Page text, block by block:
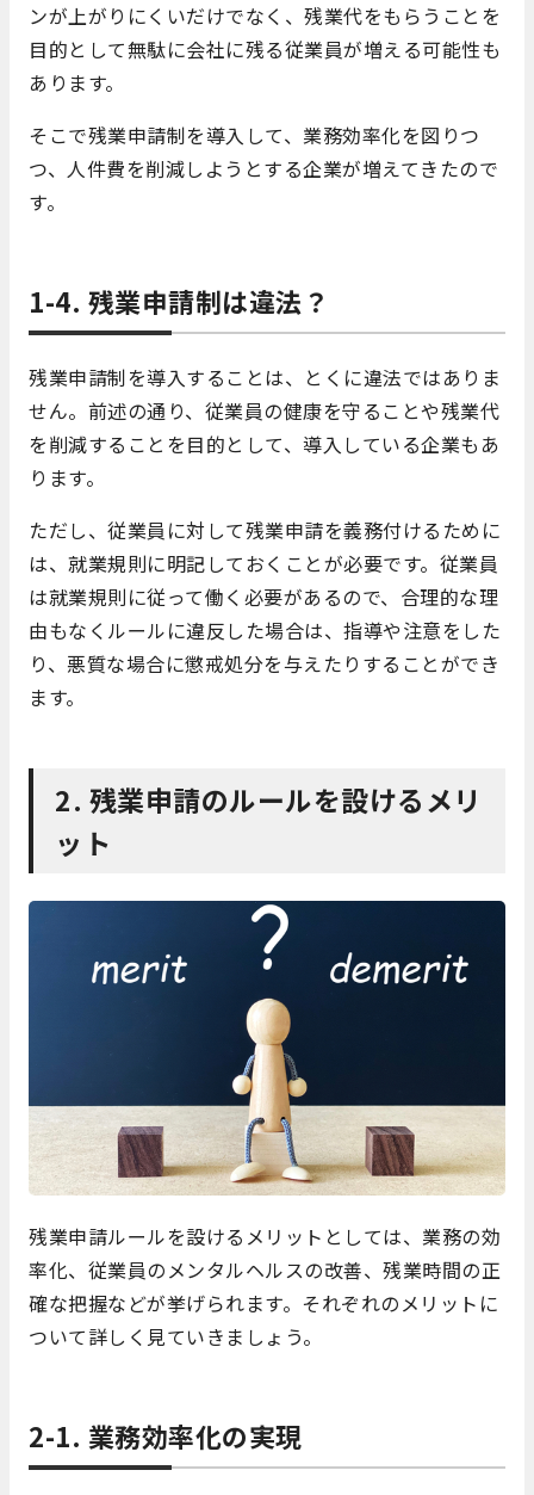
ンが上がりにくいだけでなく、残業代をもらうことを
目的として無駄に会社に残る従業員が増える可能性も
あります。
そこで残業申請制を導入して、業務効率化を図りつ
つ、人件費を削減しようとする企業が増えてきたので
す。
1-4. 残業申請制は違法？
残業申請制を導入することは、とくに違法ではありま
せん。前述の通り、従業員の健康を守ることや残業代
を削減することを目的として、導入している企業もあ
ります。
ただし、従業員に対して残業申請を義務付けるために
は、就業規則に明記しておくことが必要です。従業員
は就業規則に従って働く必要があるので、合理的な理
由もなくルールに違反した場合は、指導や注意をした
り、悪質な場合に懲戒処分を与えたりすることができ
ます。
2. 残業申請のルールを設けるメリ
ット
残業申請ルールを設けるメリットとしては、業務の効
率化、従業員のメンタルヘルスの改善、残業時間の正
確な把握などが挙げられます。それぞれのメリットに
ついて詳しく見ていきましょう。
2-1. 業務効率化の実現